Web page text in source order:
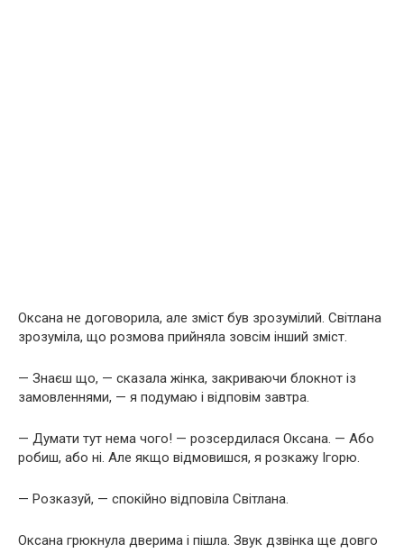
Оксана не договорила, але зміст був зрозумілий. Світлана
зрозуміла, що розмова прийняла зовсім інший зміст.
— Знаєш що, — сказала жінка, закриваючи блокнот із
замовленнями, — я подумаю і відповім завтра.
— Думати тут нема чого! — розсердилася Оксана. — Або
робиш, або ні. Але якщо відмовишся, я розкажу Ігорю.
— Розказуй, — спокійно відповіла Світлана.
Оксана грюкнула дверима і пішла. Звук дзвінка ще довго